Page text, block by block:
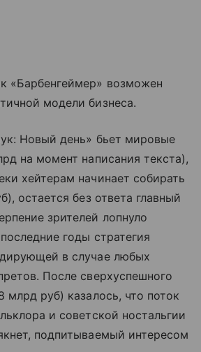
«Барбенгеймер» возможен
модели бизнеса.
Новый день» бьет мировые
на момент написания текста),
хейтерам начинает собирать
остается без ответа главный
зрителей лопнуло
годы стратегия
в случае любых
После сверхуспешного
млрд руб) казалось, что поток
и советской ностальгии
подпитываемый интересом